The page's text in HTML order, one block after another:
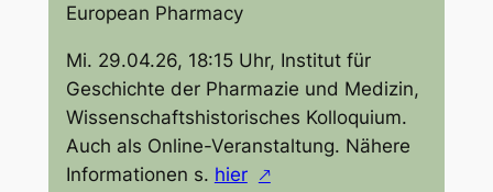
European Pharmacy
Mi. 29.04.26, 18:15 Uhr, Institut für
Geschichte der Pharmazie und Medizin,
Wissenschaftshistorisches Kolloquium.
Auch als Online-Veranstaltung. Nähere
Informationen s. hier